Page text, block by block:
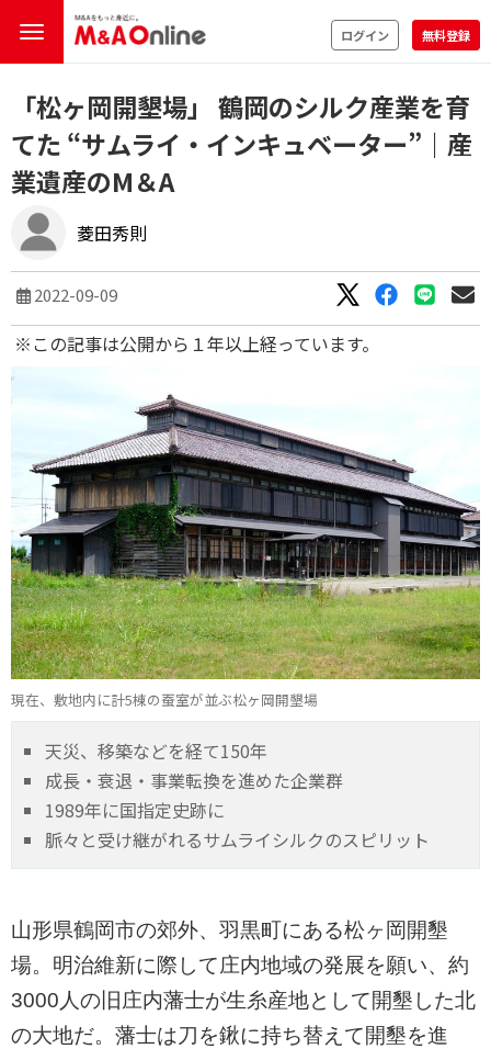
ログイン 無料登録
「松ヶ岡開墾場」 鶴岡のシルク産業を育
てた “サムライ・インキュベーター”｜産
業遺産のM＆A
菱田秀則
2022-09-09
※この記事は公開から１年以上経っています。
現在、敷地内に計5棟の蚕室が並ぶ松ヶ岡開墾場
天災、移築などを経て150年
成長・衰退・事業転換を進めた企業群
1989年に国指定史跡に
脈々と受け継がれるサムライシルクのスピリット
山形県鶴岡市の郊外、羽黒町にある松ヶ岡開墾
場。明治維新に際して庄内地域の発展を願い、約
3000人の旧庄内藩士が生糸産地として開墾した北
の大地だ。藩士は刀を鍬に持ち替えて開墾を進